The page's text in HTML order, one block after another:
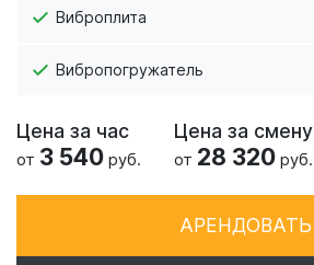
Виброплита
Вибропогружатель
Цена за час
от 3 540 руб.
Цена за смену
от 28 320 руб.
АРЕНДОВАТЬ